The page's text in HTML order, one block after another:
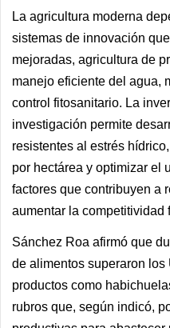
La agricultura moderna
sistemas de innovación
mejoradas, agricultura de
manejo eficiente del agua,
control fitosanitario. La
investigación permite
resistentes al estrés
por hectárea y optimizar el
factores que contribuyen a
aumentar la competitividad
Sánchez Roa afirmó que
de alimentos superaron
productos como
rubros que, según indicó,